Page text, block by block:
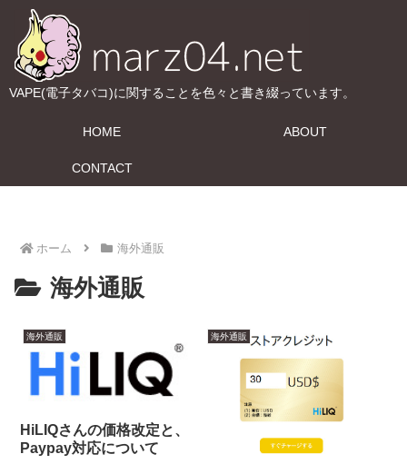
VAPE(電子タバコ)に関することを色々と書き綴っています。
HOME ABOUT
CONTACT
ホーム 海外通販
海外通販
海外通販
HiLIQさんの価格改定と、
Paypay対応について
海外通販